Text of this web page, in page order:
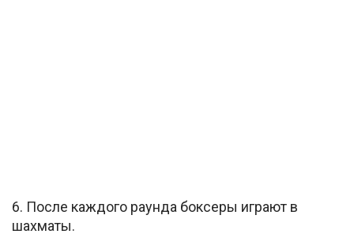
6. После каждого раунда боксеры играют в
шахматы.